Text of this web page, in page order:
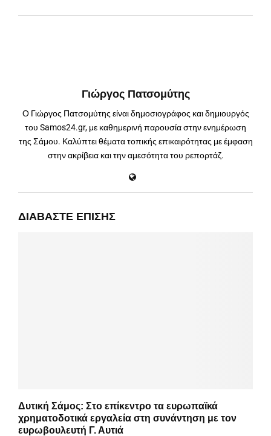
Γιώργος Πατσομύτης
Ο Γιώργος Πατσομύτης είναι δημοσιογράφος και δημιουργός
του Samos24.gr, με καθημερινή παρουσία στην ενημέρωση
της Σάμου. Καλύπτει θέματα τοπικής επικαιρότητας με έμφαση
στην ακρίβεια και την αμεσότητα του ρεπορτάζ.
ΔΙΑΒΆΣΤΕ ΕΠΊΣΗΣ
Δυτική Σάμος: Στο επίκεντρο τα ευρωπαϊκά
χρηματοδοτικά εργαλεία στη συνάντηση με τον
ευρωβουλευτή Γ. Αυτιά